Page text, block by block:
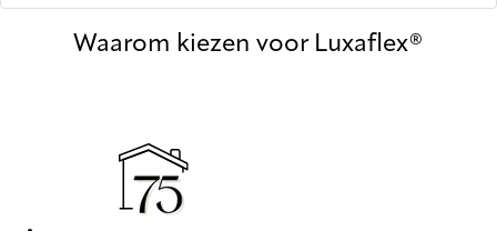
Waarom kiezen voor Luxaflex®